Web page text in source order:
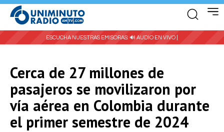
ESCUCHA NUESTRAS EMISORAS: 🔊 AUDIO EN VIVO |
Cerca de 27 millones de
pasajeros se movilizaron por
vía aérea en Colombia durante
el primer semestre de 2024